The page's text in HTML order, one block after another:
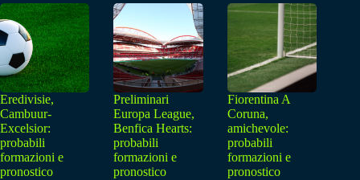
Eredivisie,
Cambuur-
Excelsior:
probabili
formazioni e
pronostico
Preliminari
Europa League,
Benfica Hearts:
probabili
formazioni e
pronostico
Fiorentina A
Coruna,
amichevole:
probabili
formazioni e
pronostico